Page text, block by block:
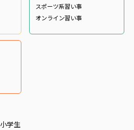
スポーツ系習い事
オンライン習い事
小学生